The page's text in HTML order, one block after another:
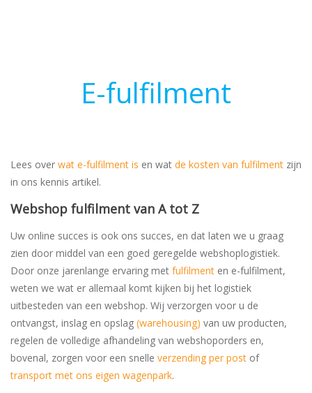
E-fulfilment
Lees over wat e-fulfilment is en wat de kosten van fulfilment zijn
in ons kennis artikel.
Webshop fulfilment van A tot Z
Uw online succes is ook ons succes, en dat laten we u graag
zien door middel van een goed geregelde webshoplogistiek.
Door onze jarenlange ervaring met fulfilment en e-fulfilment,
weten we wat er allemaal komt kijken bij het logistiek
uitbesteden van een webshop. Wij verzorgen voor u de
ontvangst, inslag en opslag (warehousing) van uw producten,
regelen de volledige afhandeling van webshoporders en,
bovenal, zorgen voor een snelle verzending per post of
transport met ons eigen wagenpark.